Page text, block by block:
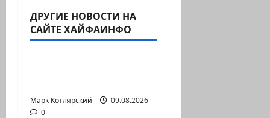
ДРУГИЕ НОВОСТИ НА
САЙТЕ ХАЙФАИНФО
Израиль сегодня
Марк Котлярский Телеграмм Канал
Марк Котлярский
09.08.2026
0